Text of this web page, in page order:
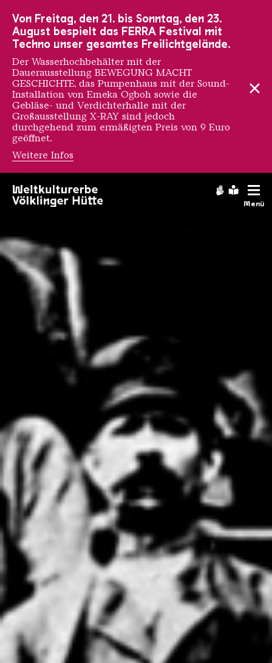
Menü
Chronologie
Von Freitag, den 21. bis Sonntag, den 23.
August bespielt das FERRA Festival mit
Techno unser gesamtes Freilichtgelände.
Der Wasserhochbehälter mit der
Dauerausstellung BEWEGUNG MACHT
GESCHICHTE, das Pumpenhaus mit der Sound-
Installation von Emeka Ogboh sowie die
Gebläse- und Verdichterhalle mit der
Großausstellung X-RAY sind jedoch
durchgehend zum ermäßigten Preis von 9 Euro
geöffnet.
Weitere Infos